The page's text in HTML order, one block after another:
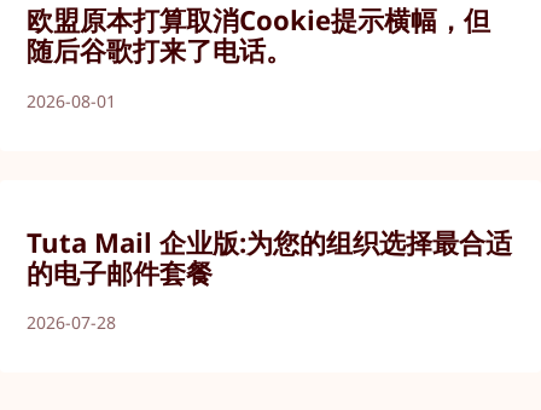
欧盟原本打算取消Cookie提示横幅，但
随后谷歌打来了电话。
2026-08-01
Tuta Mail 企业版:为您的组织选择最合适
的电子邮件套餐
2026-07-28